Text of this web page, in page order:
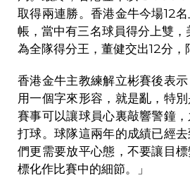
取得兩連勝。香港金牛今場12
帳，當中有三名球員得分上雙，
為全隊得分王，董健交出12分，
香港金牛主教練解立彬賽後表
用一個字來形容，就是亂，特
賽事可以讓球員心裏敲響警鐘
打球。球隊這兩年的成績已經
們更需要放平心態，不要讓目
標化作比賽中的細節。」